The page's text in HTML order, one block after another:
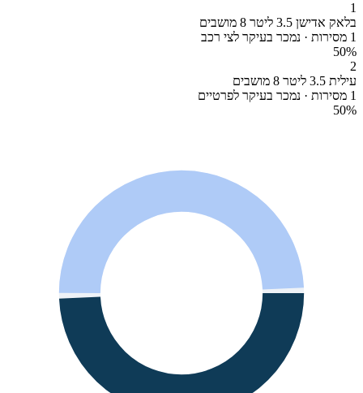
1
בלאק אדישן 3.5 ליטר 8 מושבים
1 מסירות · נמכר בעיקר לצי רכב
50%
2
עילית 3.5 ליטר 8 מושבים
1 מסירות · נמכר בעיקר לפרטיים
50%